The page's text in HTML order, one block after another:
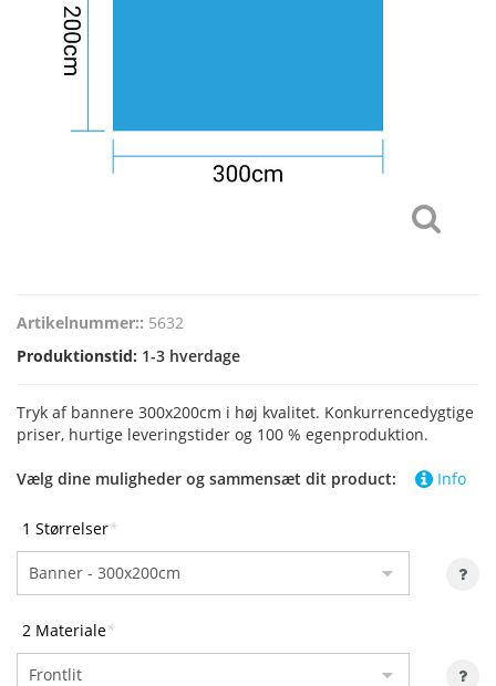
Artikelnummer:: 5632
Produktionstid: 1-3 hverdage
Tryk af bannere 300x200cm i høj kvalitet. Konkurrencedygtige
priser, hurtige leveringstider og 100 % egenproduktion.
Info
Vælg dine muligheder og sammensæt dit product:
1 Størrelser*
2 Materiale*